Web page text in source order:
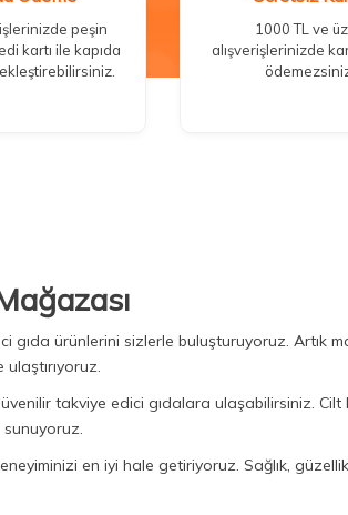
peşin
kartı ile kapıda
1000 TL ve
alışverişlerinizde
gıda ürünlerini sizlerle buluşturuyoruz. Artık
takviye edici gıdalara ulaşabilirsiniz. Cilt
sunuyoruz.
en iyi hale getiriyoruz. Sağlık,